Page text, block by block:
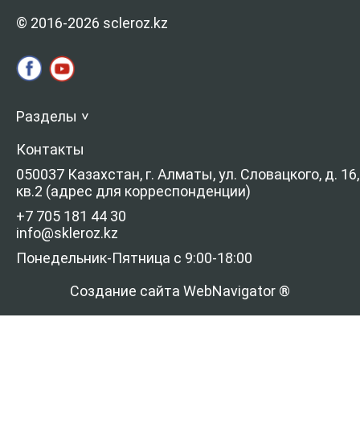
© 2016-2026 scleroz.kz
Разделы >
Контакты
050037 Казахстан, г. Алматы, ул. Словацкого, д. 16,
кв.2 (адрес для корреспонденции)
+7 705 181 44 30
info@skleroz.kz
Понедельник-Пятница с 9:00-18:00
Создание сайта WebNavigator ®